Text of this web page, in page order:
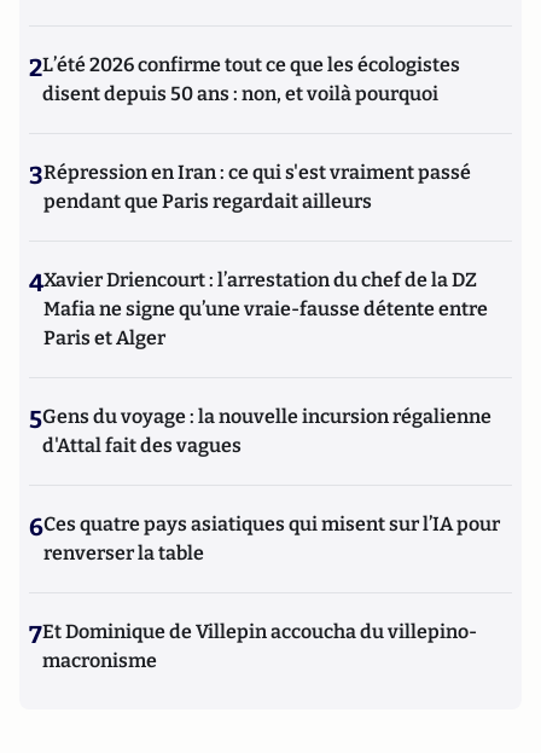
2L’été 2026 confirme tout ce que les écologistes
disent depuis 50 ans : non, et voilà pourquoi
3Répression en Iran : ce qui s'est vraiment passé
pendant que Paris regardait ailleurs
4Xavier Driencourt : l’arrestation du chef de la DZ
Mafia ne signe qu’une vraie-fausse détente entre
Paris et Alger
5Gens du voyage : la nouvelle incursion régalienne
d'Attal fait des vagues
6Ces quatre pays asiatiques qui misent sur l’IA pour
renverser la table
7Et Dominique de Villepin accoucha du villepino-
macronisme